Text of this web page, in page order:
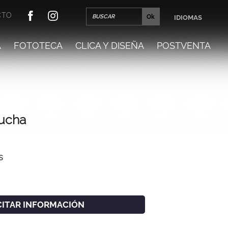
FOTOTECA CLICA Y DISEÑA POSTVENTA
IDIOMAS
INFORMACIÓN